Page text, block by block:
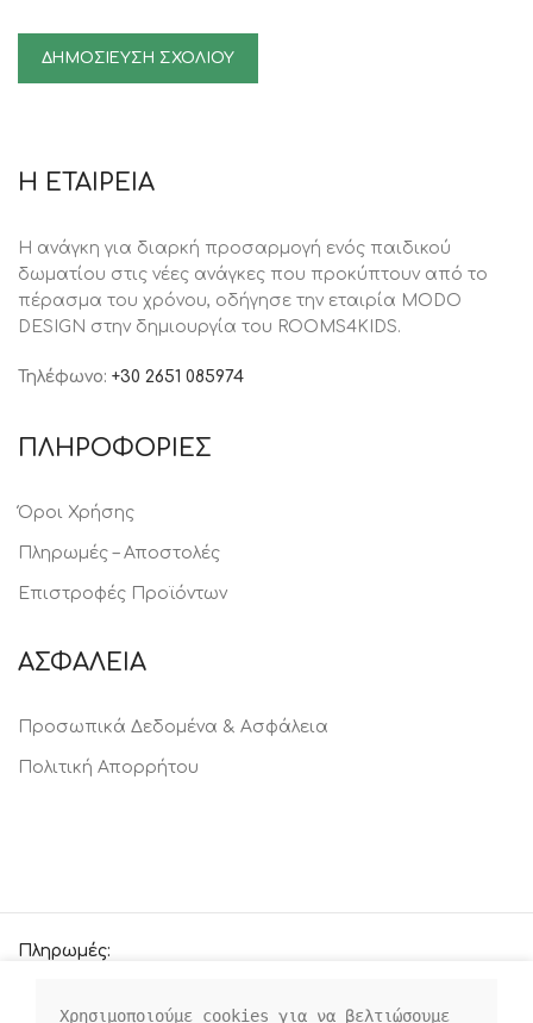
Η ΕΤΑΙΡΕΙΑ
Η ανάγκη για διαρκή προσαρμογή ενός παιδικού
δωματίου στις νέες ανάγκες που προκύπτουν από το
πέρασμα του χρόνου, oδήγησε την εταιρία MODO
DESIGN στην δημιουργία του ROOMS4KIDS.
Τηλέφωνο: +30 2651 085974
ΠΛΗΡΟΦΟΡΙΕΣ
Όροι Χρήσης
Πληρωμές – Αποστολές
Επιστροφές Προϊόντων
ΑΣΦΑΛΕΙΑ
Προσωπικά Δεδομένα & Ασφάλεια
Πολιτική Απορρήτου
Πληρωμές:
Χρησιμοποιούμε cookies για να βελτιώσουμε